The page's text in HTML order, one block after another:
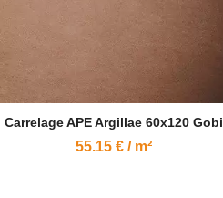
Carrelage APE Argillae 60x120 Gobi
55.15 € / m²